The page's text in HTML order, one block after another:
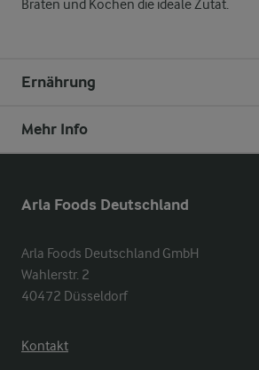
Braten und Kochen die ideale Zutat.
Ernährung
Mehr Info
Arla Foods Deutschland
Arla Foods Deutschland GmbH
Wahlerstr. 2
40472 Düsseldorf
Kontakt